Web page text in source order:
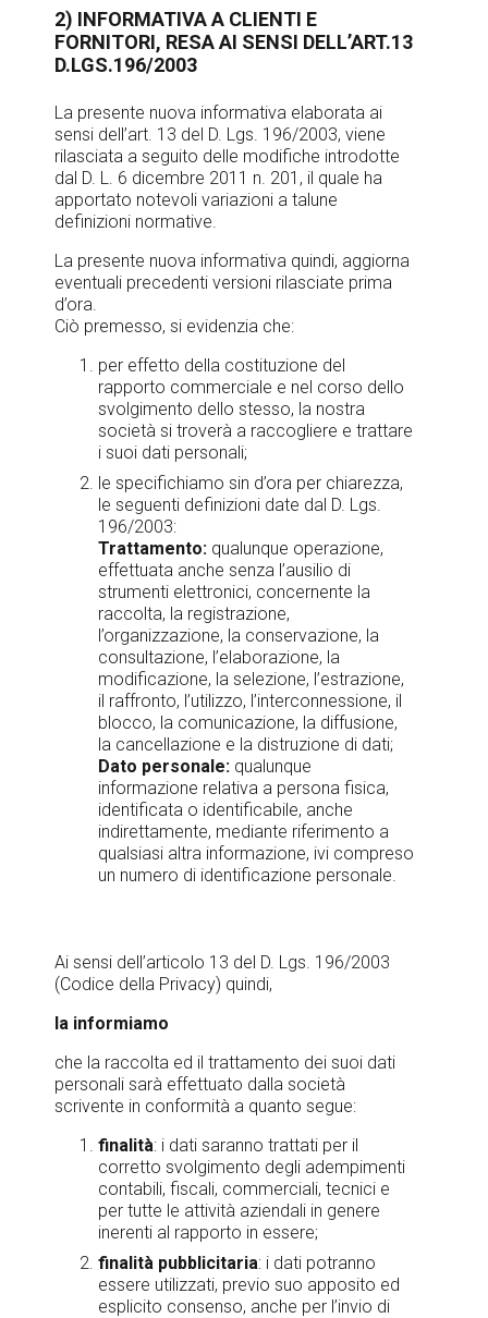
2) INFORMATIVA A CLIENTI E
FORNITORI, RESA AI SENSI DELL’ART.13
D.LGS.196/2003
La presente nuova informativa elaborata ai
sensi dell’art. 13 del D. Lgs. 196/2003, viene
rilasciata a seguito delle modifiche introdotte
dal D. L. 6 dicembre 2011 n. 201, il quale ha
apportato notevoli variazioni a talune
definizioni normative.
La presente nuova informativa quindi, aggiorna
eventuali precedenti versioni rilasciate prima
d’ora.
Ciò premesso, si evidenzia che:
per effetto della costituzione del
rapporto commerciale e nel corso dello
svolgimento dello stesso, la nostra
società si troverà a raccogliere e trattare
i suoi dati personali;
le specifichiamo sin d’ora per chiarezza,
le seguenti definizioni date dal D. Lgs.
196/2003:
Trattamento: qualunque operazione,
effettuata anche senza l’ausilio di
strumenti elettronici, concernente la
raccolta, la registrazione,
l’organizzazione, la conservazione, la
consultazione, l’elaborazione, la
modificazione, la selezione, l’estrazione,
il raffronto, l’utilizzo, l’interconnessione, il
blocco, la comunicazione, la diffusione,
la cancellazione e la distruzione di dati;
Dato personale: qualunque
informazione relativa a persona fisica,
identificata o identificabile, anche
indirettamente, mediante riferimento a
qualsiasi altra informazione, ivi compreso
un numero di identificazione personale.
Ai sensi dell’articolo 13 del D. Lgs. 196/2003
(Codice della Privacy) quindi,
la informiamo
che la raccolta ed il trattamento dei suoi dati
personali sarà effettuato dalla società
scrivente in conformità a quanto segue:
finalità: i dati saranno trattati per il
corretto svolgimento degli adempimenti
contabili, fiscali, commerciali, tecnici e
per tutte le attività aziendali in genere
inerenti al rapporto in essere;
finalità pubblicitaria: i dati potranno
essere utilizzati, previo suo apposito ed
esplicito consenso, anche per l’invio di